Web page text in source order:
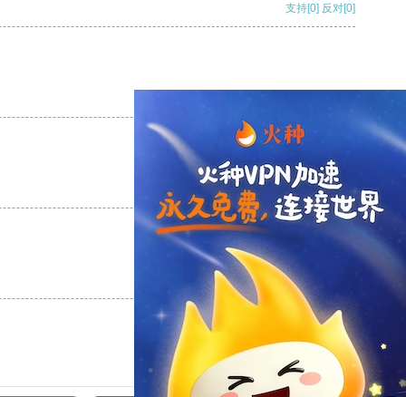
支持[0] 反对[0]
支持 [0] 反对 [0]
支持